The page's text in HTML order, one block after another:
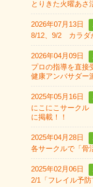
とりきた火曜あさ
2026年07月13日
8/12、9/2 カラダ
2026年04月09日
プロの指導を直接
健康アンバサダー
2025年05月16日
にこにこサークル
に掲載！！
2025年04月28日
各サークルで「骨
2025年02月06日
2/1「フレイル予